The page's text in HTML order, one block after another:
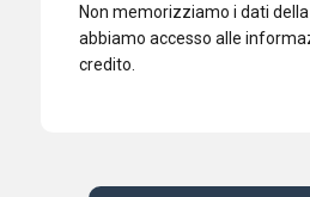
Non memorizziamo i dati
abbiamo accesso alle
credito.